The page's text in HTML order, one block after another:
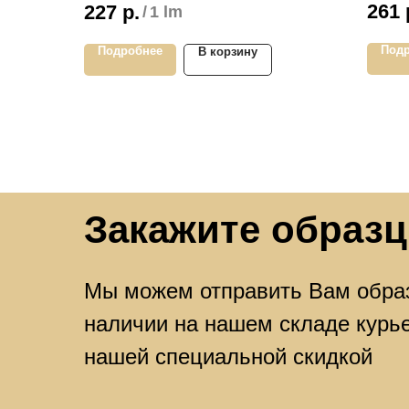
Намотка: 60 метров
227 р. / 1 lm
Подробнее В корзину
261
Закажите
Мы можем отправить Вам
наличии на нашем складе
нашей специальной скидкой